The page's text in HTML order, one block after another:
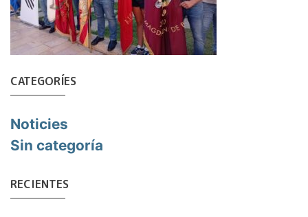
CATEGORÍES
Noticies
Sin categoría
RECIENTES